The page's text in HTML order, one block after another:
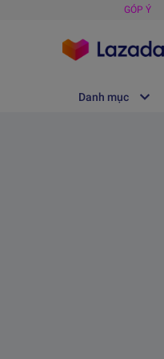
GÓP Ý
Danh mục